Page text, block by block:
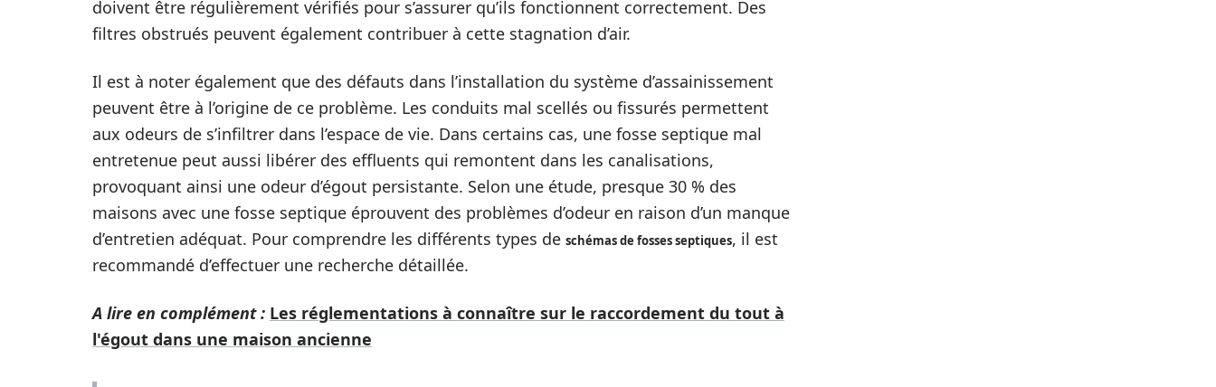
doivent être régulièrement vérifiés pour s’assurer qu’ils fonctionnent correctement. Des
filtres obstrués peuvent également contribuer à cette stagnation d’air.
Il est à noter également que des défauts dans l’installation du système d’assainissement
peuvent être à l’origine de ce problème. Les conduits mal scellés ou fissurés permettent
aux odeurs de s’infiltrer dans l’espace de vie. Dans certains cas, une fosse septique mal
entretenue peut aussi libérer des effluents qui remontent dans les canalisations,
provoquant ainsi une odeur d’égout persistante. Selon une étude, presque 30 % des
maisons avec une fosse septique éprouvent des problèmes d’odeur en raison d’un manque
d’entretien adéquat. Pour comprendre les différents types de schémas de fosses septiques, il est
recommandé d’effectuer une recherche détaillée.
A lire en complément : Les réglementations à connaître sur le raccordement du tout à
l'égout dans une maison ancienne